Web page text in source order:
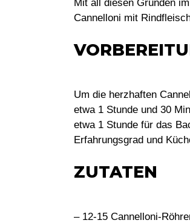
Mit all diesen Gründen
Cannelloni mit
Um die herzhaften
etwa 1 Stunde und 30
etwa 1 Stunde für das
Erfahrungsgrad und
ZUTATEN
– 12-15 Cannelloni-